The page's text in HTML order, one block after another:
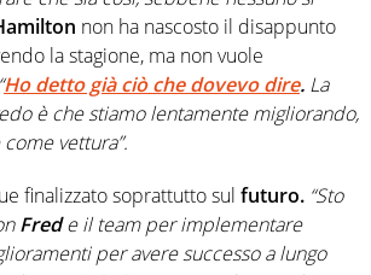
non ha nascosto il disappunto
la stagione, ma non vuole
“Ho detto già ciò che dovevo dire. La
è che stiamo lentamente migliorando,
vettura”.
finalizzato soprattutto sul futuro. “Sto
Frede il team per implementare
per avere successo a lungo